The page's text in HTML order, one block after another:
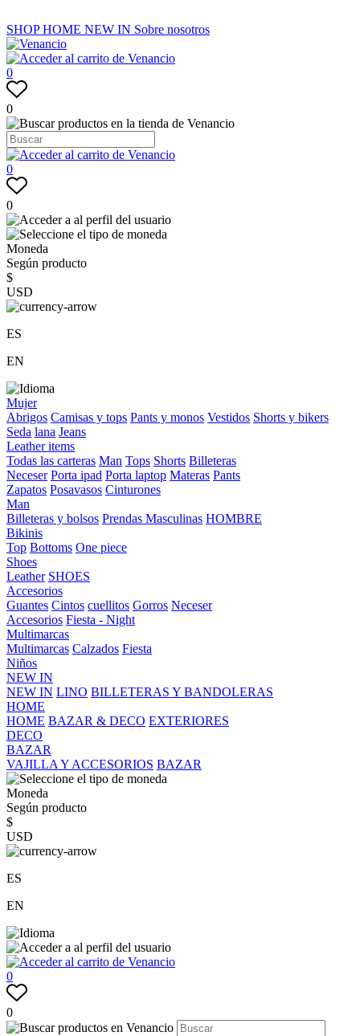
SHOPHOME NEW IN Sobre nosotros
0
0
0
0
Moneda
Según producto
$
USD
ES
EN
Mujer
Abrigos Camisas y tops Pants y monos Vestidos Shorts y bikers
Seda lana Jeans
Leather items
Todas las carteras Man Tops Shorts Billeteras
Neceser Porta ipad Porta laptop Materas Pants
Zapatos Posavasos Cinturones
Man
Billeteras y bolsos Prendas Masculinas HOMBRE
Bikinis
Top Bottoms One piece
Shoes
Leather SHOES
Accesorios
Guantes Cintos cuellitos Gorros Neceser
Accesorios Fiesta - Night
Multimarcas
Multimarcas Calzados Fiesta
Niños
NEW IN
NEW IN LINO BILLETERAS Y BANDOLERAS
HOME
HOME BAZAR & DECO EXTERIORES
DECO
BAZAR
VAJILLA Y ACCESORIOS BAZAR
Moneda
Según producto
$
USD
ES
EN
0
0